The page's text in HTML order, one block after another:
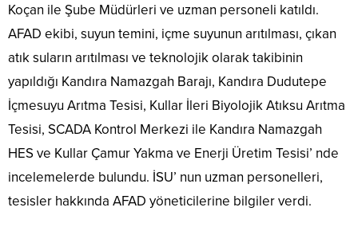
Koçan ile Şube Müdürleri ve uzman personeli katıldı.
AFAD ekibi, suyun temini, içme suyunun arıtılması, çıkan
atık suların arıtılması ve teknolojik olarak takibinin
yapıldığı Kandıra Namazgah Barajı, Kandıra Dudutepe
İçmesuyu Arıtma Tesisi, Kullar İleri Biyolojik Atıksu Arıtma
Tesisi, SCADA Kontrol Merkezi ile Kandıra Namazgah
HES ve Kullar Çamur Yakma ve Enerji Üretim Tesisi’ nde
incelemelerde bulundu. İSU’ nun uzman personelleri,
tesisler hakkında AFAD yöneticilerine bilgiler verdi.